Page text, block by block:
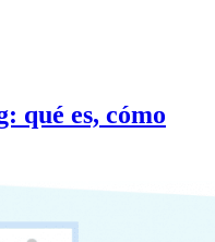
qué es, cómo